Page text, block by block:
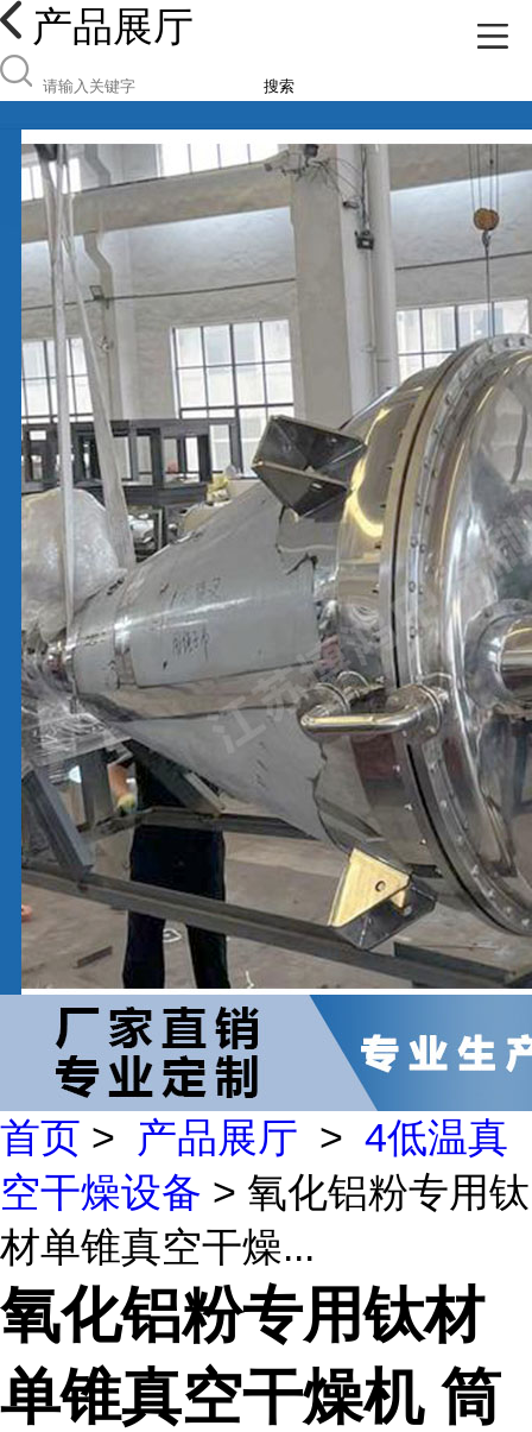
产品展厅
搜索
首页 > 产品展厅 > 4低温真
空干燥设备 > 氧化铝粉专用钛
材单锥真空干燥...
氧化铝粉专用钛材
单锥真空干燥机 筒